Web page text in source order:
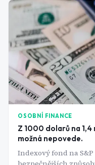
OSOBNÍ FINANCE
Z 1000 dolarů na 1,4
možná nepovede.
Indexový fond na S&P